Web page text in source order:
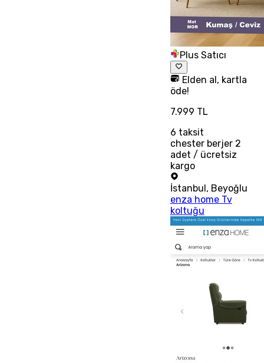
Plus Satıcı
Elden al, kartla
öde!
7.999 TL
6 taksit
chester berjer 2
adet / ücretsiz
kargo
İstanbul, Beyoğlu
enza home Tv
koltuğu